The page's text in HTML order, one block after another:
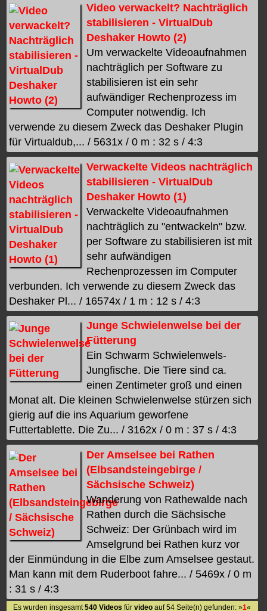
Video verwackelt? Nachträglich
stabilisieren - VirtualDub
Deshaker Howto (2)
Um verwackelte Videoaufnahmen
nachträglich per Software zu
stabilisieren ist ein sehr
aufwändiger Rechenprozess im
Computer notwendig. Ich
verwende zu diesem Zweck das Deshaker Plugin
für Virtualdub,... / 5631x / 0 m : 32 s / 4:3
Verwackelte Videos nachträglich
stabilisieren - VirtualDub
Deshaker Howto (1)
Verwackelte Videoaufnahmen
nachträglich zu "entwackeln" bzw.
per Software zu stabilisieren ist mit
sehr aufwändigen
Rechenprozessen im Computer
verbunden. Ich verwende zu diesem Zweck das
Deshaker Pl... / 16574x / 1 m : 12 s / 4:3
Junge Schwielenwelse bei der
Fütterung
Ein Schwarm Schwielenwels-
Jungfische. Die Tiere sind ca.
einen Zentimeter groß und einen
Monat alt. Die kleinen Schwielenwelse stürzen sich
gierig auf die ins Aquarium geworfene
Futtertablette. Die Zu... / 3162x / 0 m : 37 s / 4:3
Der Amselsee bei Rathen
(Elbsandsteingebirge /
Sächsische Schweiz)
Wanderung von Rathewalde nach
Rathen durch die Sächsische
Schweiz: Der Grünbach wird im
Amselgrund bei Rathen kurz vor
der Einmündung in die Elbe zum Amselsee gestaut.
Man kann mit dem Ruderboot fahre... / 5469x / 0 m
: 31 s / 4:3
Es wurden insgesamt540 Videos fürvideo auf 54 Seite(n) gefunden: »1«